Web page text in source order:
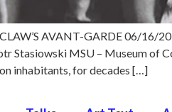
AVANT-GARDE 06/
Stasiowski MSU – Museum
inhabitants, for decades […]